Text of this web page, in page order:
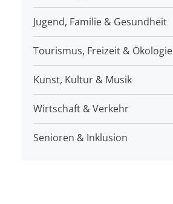
Jugend, Familie & Gesundheit
Tourismus, Freizeit & Ökologie
Kunst, Kultur & Musik
Wirtschaft & Verkehr
Senioren & Inklusion